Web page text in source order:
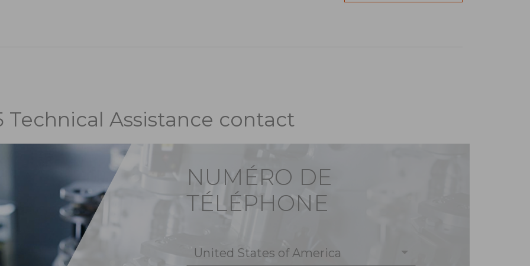
Technical Assistance contact
NUMÉRO DE
TÉLÉPHONE
United States of America